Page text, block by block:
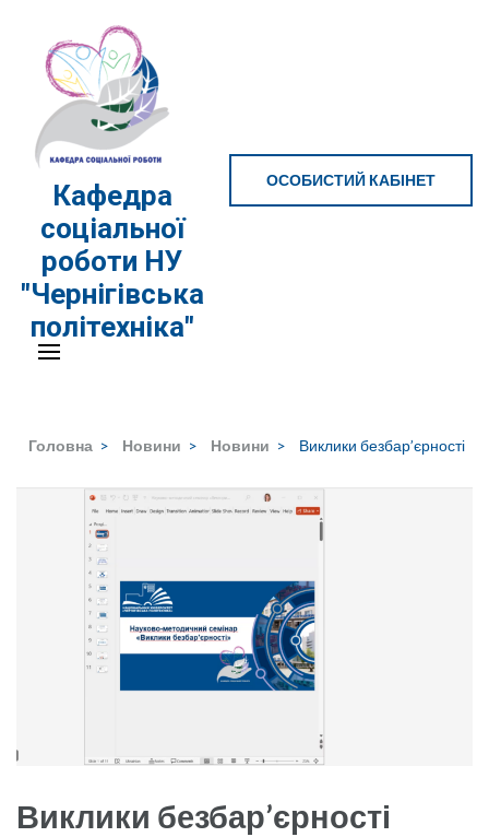
вмісту
(натисніть
Enter)
Кафедра
соціальної
роботи НУ
"Чернігівська
політехніка"
ОСОБИСТИЙ КАБІНЕТ
Головна > Новини > Новини > Виклики безбар’єрності
Виклики безбар’єрності